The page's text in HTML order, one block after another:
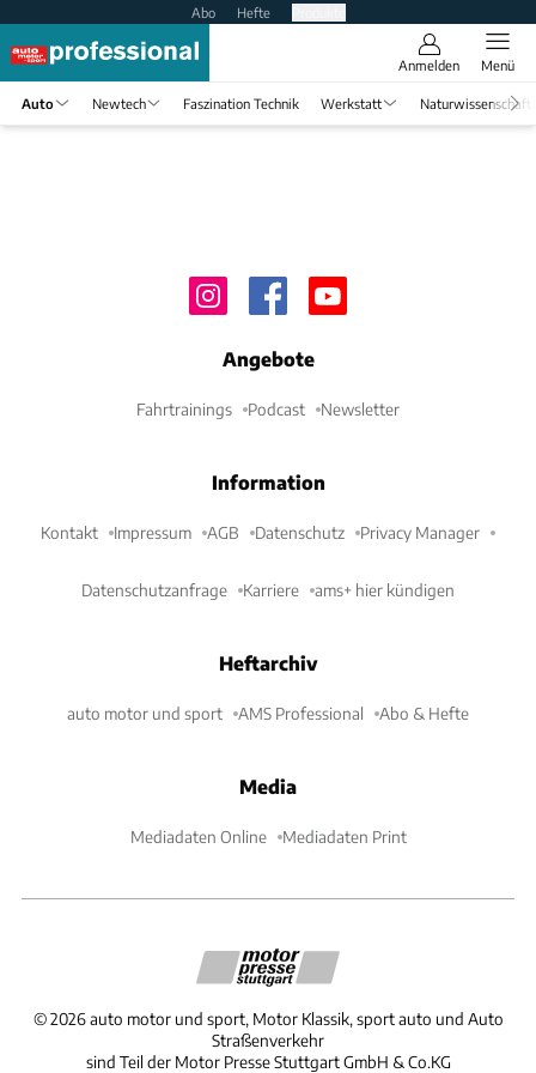
Abo Hefte
Anmelden Menü
Auto Newtech Faszination Technik Werkstatt Naturwissenschaft
Angebote
Fahrtrainings Podcast Newsletter
Information
Kontakt Impressum AGB Datenschutz Privacy Manager
Datenschutzanfrage Karriere ams+ hier kündigen
Heftarchiv
auto motor und sport AMS Professional Abo & Hefte
Media
Mediadaten Online Mediadaten Print
©2026 auto motor und sport, Motor Klassik, sport auto und Auto
Straßenverkehr
sind Teil der Motor Presse Stuttgart GmbH & Co.KG